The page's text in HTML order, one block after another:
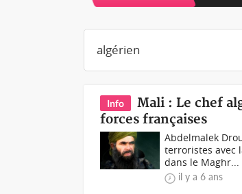
Info
Mali : Le chef
forces françaises
Abdelmalek
terroristes avec
dans le Maghr...
il y a 6 ans